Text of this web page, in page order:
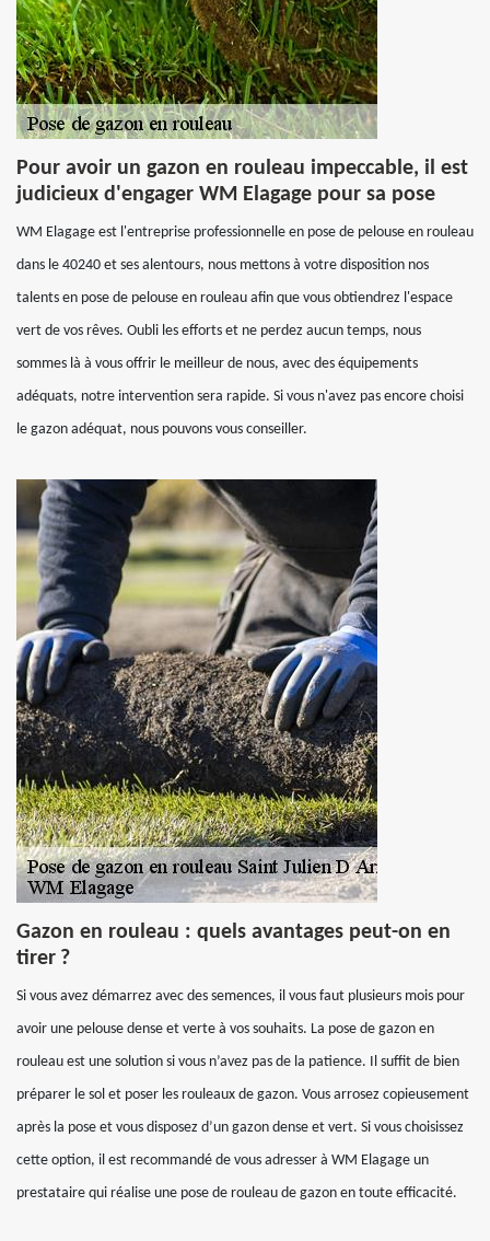
Pour avoir un gazon en rouleau impeccable, il est
judicieux d'engager WM Elagage pour sa pose
WM Elagage est l'entreprise professionnelle en pose de pelouse en rouleau
dans le 40240 et ses alentours, nous mettons à votre disposition nos
talents en pose de pelouse en rouleau afin que vous obtiendrez l'espace
vert de vos rêves. Oubli les efforts et ne perdez aucun temps, nous
sommes là à vous offrir le meilleur de nous, avec des équipements
adéquats, notre intervention sera rapide. Si vous n'avez pas encore choisi
le gazon adéquat, nous pouvons vous conseiller.
Gazon en rouleau : quels avantages peut-on en
tirer ?
Si vous avez démarrez avec des semences, il vous faut plusieurs mois pour
avoir une pelouse dense et verte à vos souhaits. La pose de gazon en
rouleau est une solution si vous n’avez pas de la patience. Il suffit de bien
préparer le sol et poser les rouleaux de gazon. Vous arrosez copieusement
après la pose et vous disposez d’un gazon dense et vert. Si vous choisissez
cette option, il est recommandé de vous adresser à WM Elagage un
prestataire qui réalise une pose de rouleau de gazon en toute efficacité.